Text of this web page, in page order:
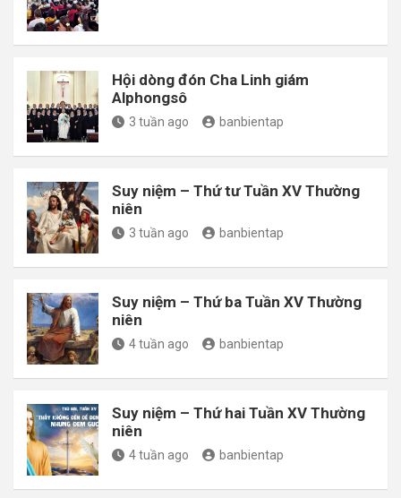
Hội dòng đón Cha Linh giám
Alphongsô
3 tuần ago banbientap
Suy niệm – Thứ tư Tuần XV Thường
niên
3 tuần ago banbientap
Suy niệm – Thứ ba Tuần XV Thường
niên
4 tuần ago banbientap
Suy niệm – Thứ hai Tuần XV Thường
niên
4 tuần ago banbientap